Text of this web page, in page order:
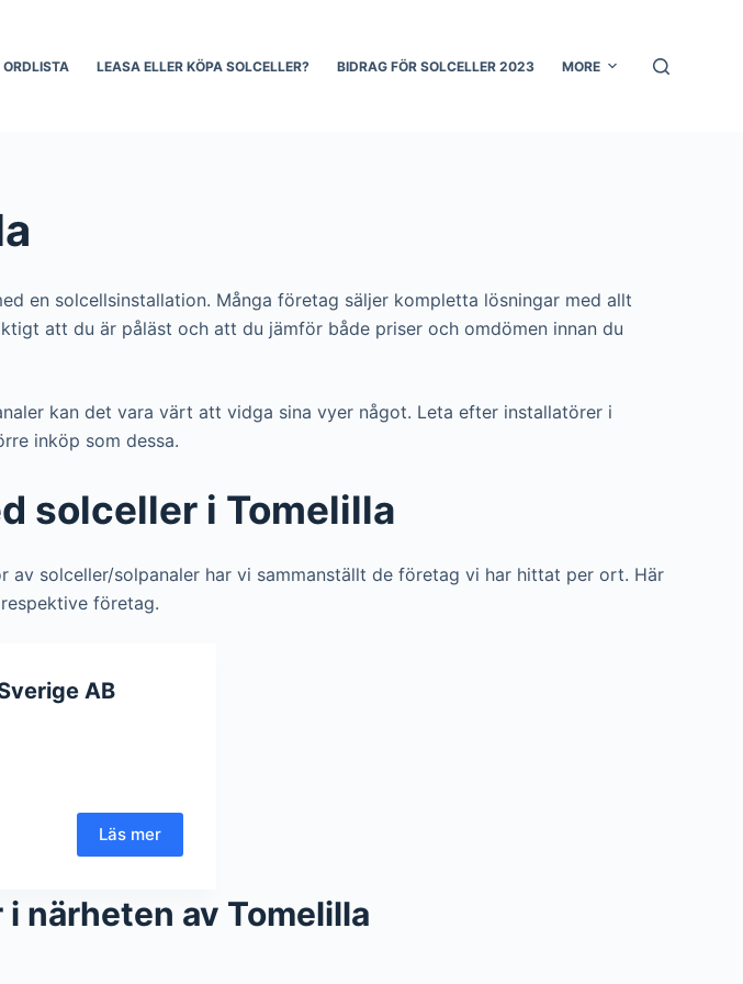
ORDLISTA LEASA ELLER KÖPA SOLCELLER? BIDRAG FÖR SOLCELLER 2023 MORE
en solcellsinstallation. Många företag säljer kompletta lösningar med allt
att du är påläst och att du jämför både priser och omdömen innan du
kan det vara värt att vidga sina vyer något. Leta efter installatörer i
inköp som dessa.
solceller i Tomelilla
solceller/solpanaler har vi sammanställt de företag vi har hittat per ort. Här
företag.
AB
Läs mer
närheten av Tomelilla